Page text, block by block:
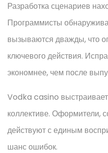
Разработка сценариев
Программисты
вызываются дважды, что
ключевого действия.
экономнее, чем после
Vodka casino
коллективе. Оформители,
действуют с единым
шанс ошибок.